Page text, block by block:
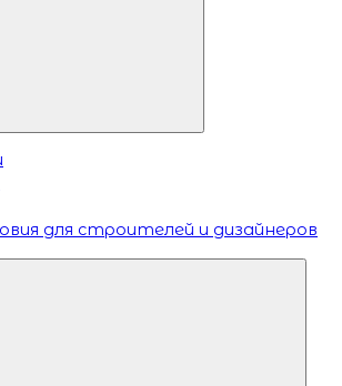
для строителей и дизайнеров